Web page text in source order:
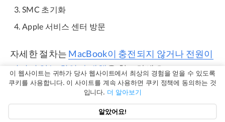
SMC 초기화
Apple 서비스 센터 방문
자세한 절차는 MacBook이 충전되지 않거나 전원이
켜지지 않는 원인과 대책을 참고하세요.
macOS Sequoia 업데이트 후 iPhone 미러링 앱이 작
이 웹사이트는 귀하가 당사 웹사이트에서 최상의 경험을 얻을 수 있도록
쿠키를 사용합니다. 이 사이트를 계속 사용하면 쿠키 정책에 동의하는 것
입니다. 더 알아보기
알았어요!